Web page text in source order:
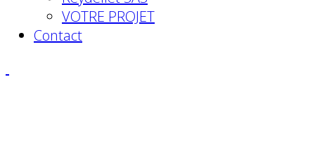
VOTRE PROJET
Contact